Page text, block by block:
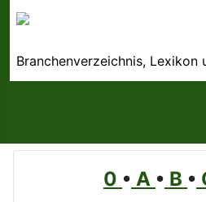
Branchenverzeichnis,
0 • A • B •